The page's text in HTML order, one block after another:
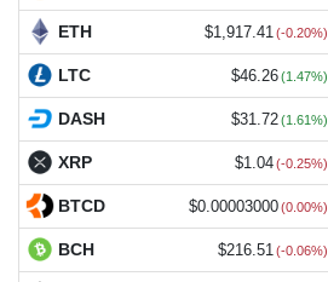
ETH $1,917.41 (-0.20%)
LTC $46.26 (1.47%)
DASH $31.72 (1.61%)
XRP $1.04 (-0.25%)
BTCD $0.00003000 (0.00%)
BCH $216.51 (-0.06%)